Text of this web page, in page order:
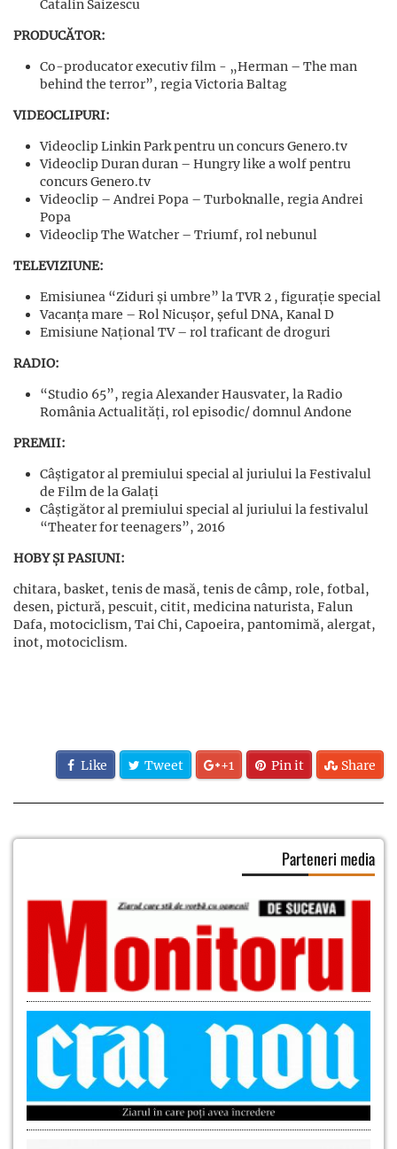
Catalin Saizescu
PRODUCĂTOR:
Co-producator executiv film - „Herman – The man
behind the terror”, regia Victoria Baltag
VIDEOCLIPURI:
Videoclip Linkin Park pentru un concurs Genero.tv
Videoclip Duran duran – Hungry like a wolf pentru
concurs Genero.tv
Videoclip – Andrei Popa – Turboknalle, regia Andrei
Popa
Videoclip The Watcher – Triumf, rol nebunul
TELEVIZIUNE:
Emisiunea “Ziduri și umbre” la TVR 2 , figurație special
Vacanța mare – Rol Nicușor, șeful DNA, Kanal D
Emisiune Național TV – rol traficant de droguri
RADIO:
“Studio 65”, regia Alexander Hausvater, la Radio
România Actualități, rol episodic/ domnul Andone
PREMII:
Câștigator al premiului special al juriului la Festivalul
de Film de la Galați
Câștigător al premiului special al juriului la festivalul
“Theater for teenagers”, 2016
HOBY ȘI PASIUNI:
chitara, basket, tenis de masă, tenis de câmp, role, fotbal,
desen, pictură, pescuit, citit, medicina naturista, Falun
Dafa, motociclism, Tai Chi, Capoeira, pantomimă, alergat,
inot, motociclism.
Like Tweet +1 Pin it Share
Parteneri media